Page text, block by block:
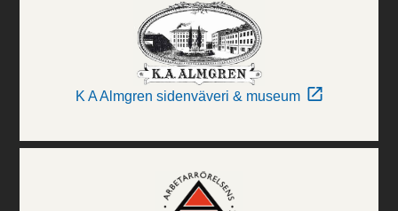
K A Almgren sidenväveri & museum